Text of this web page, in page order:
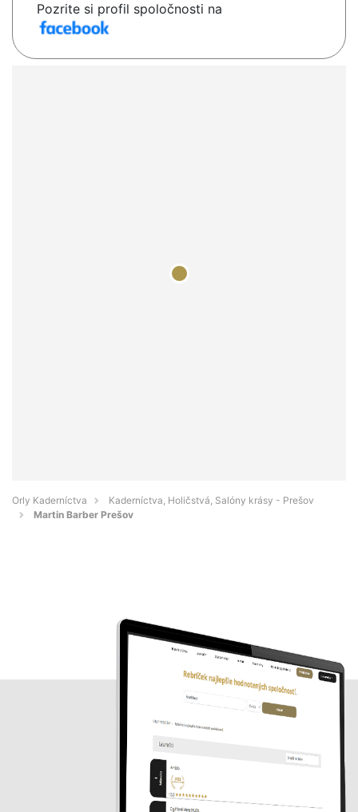
Pozrite si profil spoločnosti na
Orly Kaderníctva
Kaderníctva, Holičstvá, Salóny krásy - Prešov
Martin Barber Prešov